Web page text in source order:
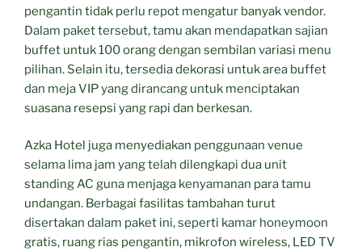
pengantin tidak perlu repot mengatur banyak vendor.
Dalam paket tersebut, tamu akan mendapatkan sajian
buffet untuk 100 orang dengan sembilan variasi menu
pilihan. Selain itu, tersedia dekorasi untuk area buffet
dan meja VIP yang dirancang untuk menciptakan
suasana resepsi yang rapi dan berkesan.
Azka Hotel juga menyediakan penggunaan venue
selama lima jam yang telah dilengkapi dua unit
standing AC guna menjaga kenyamanan para tamu
undangan. Berbagai fasilitas tambahan turut
disertakan dalam paket ini, seperti kamar honeymoon
gratis, ruang rias pengantin, mikrofon wireless, LED TV